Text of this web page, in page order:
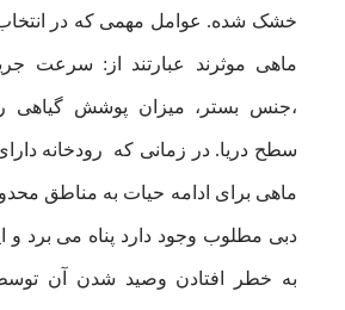
خشک شده. عوامل مهمی که در
ماهی موثرند عبارتند از: سرعت
،جنس بستر، میزان پوشش گیاهی
سطح دریا. در زمانی که رودخانه
ماهی برای ادامه حیات به مناطق
دبی مطلوب وجود دارد پناه می برد و
به خطر افتادن وصید شدن آن